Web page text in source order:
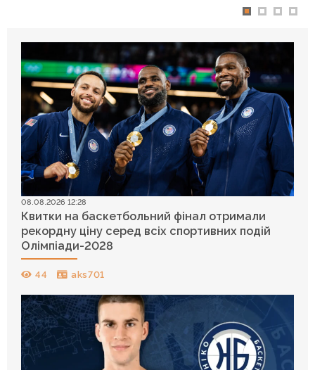
08.08.2026 12:28
Квитки на баскетбольний фінал отримали
рекордну ціну серед всіх спортивних подій
Олімпіади-2028
44 aks701